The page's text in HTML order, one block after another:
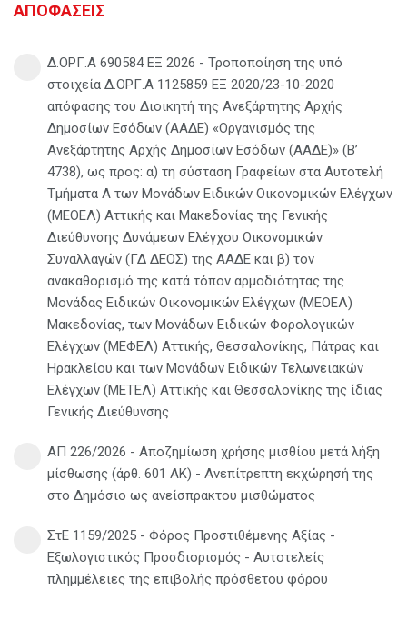
ΑΠΟΦΑΣΕΙΣ
Δ.ΟΡΓ.Α 690584 ΕΞ 2026 - Τροποποίηση της υπό
στοιχεία Δ.ΟΡΓ.Α 1125859 ΕΞ 2020/23-10-2020
απόφασης του Διοικητή της Ανεξάρτητης Αρχής
Δημοσίων Εσόδων (ΑΑΔΕ) «Οργανισμός της
Ανεξάρτητης Αρχής Δημοσίων Εσόδων (ΑΑΔΕ)» (Β’
4738), ως προς: α) τη σύσταση Γραφείων στα Αυτοτελή
Τμήματα Α των Μονάδων Ειδικών Οικονομικών Ελέγχων
(ΜΕΟΕΛ) Αττικής και Μακεδονίας της Γενικής
Διεύθυνσης Δυνάμεων Ελέγχου Οικονομικών
Συναλλαγών (ΓΔ ΔΕΟΣ) της ΑΑΔΕ και β) τον
ανακαθορισμό της κατά τόπον αρμοδιότητας της
Μονάδας Ειδικών Οικονομικών Ελέγχων (ΜΕΟΕΛ)
Μακεδονίας, των Μονάδων Ειδικών Φορολογικών
Ελέγχων (ΜΕΦΕΛ) Αττικής, Θεσσαλονίκης, Πάτρας και
Ηρακλείου και των Μονάδων Ειδικών Τελωνειακών
Ελέγχων (ΜΕΤΕΛ) Αττικής και Θεσσαλονίκης της ίδιας
Γενικής Διεύθυνσης
ΑΠ 226/2026 - Αποζημίωση χρήσης μισθίου μετά λήξη
μίσθωσης (άρθ. 601 ΑΚ) - Ανεπίτρεπτη εκχώρησή της
στο Δημόσιο ως ανείσπρακτου μισθώματος
ΣτΕ 1159/2025 - Φόρος Προστιθέμενης Αξίας -
Εξωλογιστικός Προσδιορισμός - Αυτοτελείς
πλημμέλειες της επιβολής πρόσθετου φόρου